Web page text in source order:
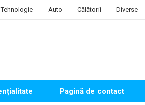
Tehnologie Auto Călătorii Diverse
Pagină de contact